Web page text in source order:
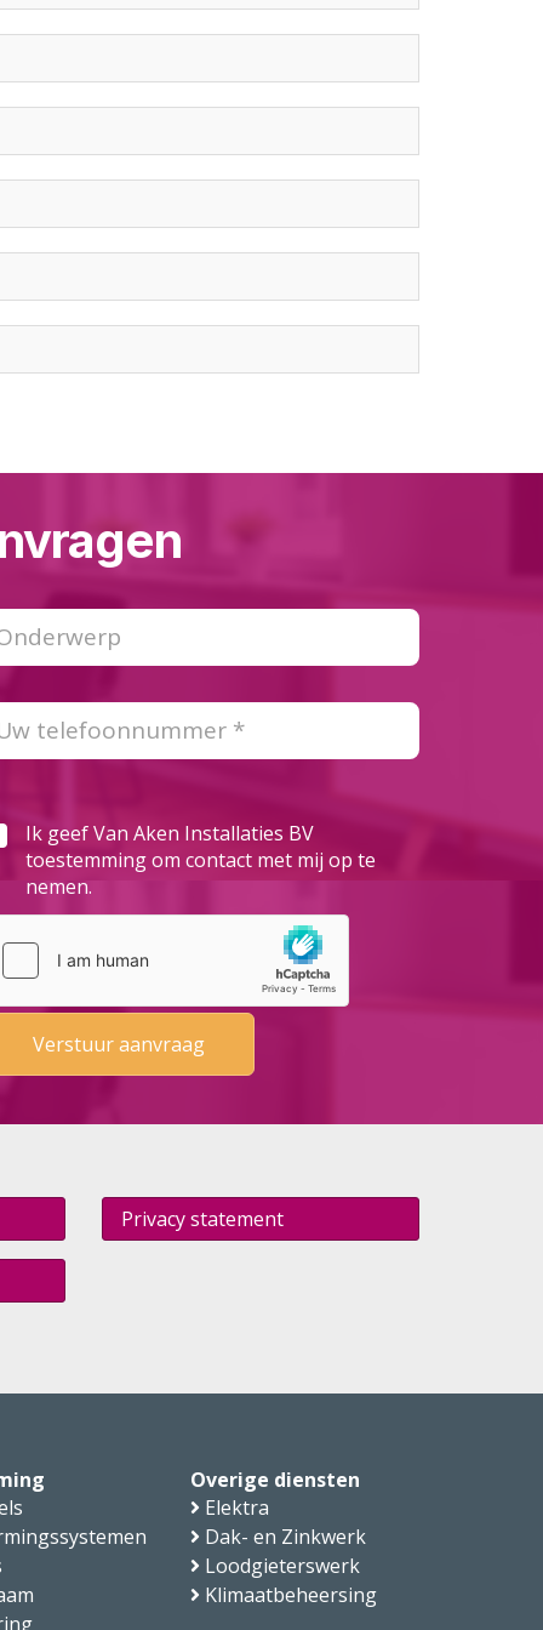
Ik geef Van Aken Installaties BV
toestemming om contact met mij op te
nemen.
Privacy statement
Overige diensten
Elektra
Dak- en Zinkwerk
Loodgieterswerk
Klimaatbeheersing